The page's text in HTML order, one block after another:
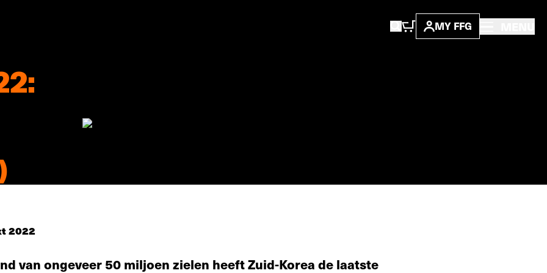
MY FFG
2022
van ongeveer 50 miljoen zielen heeft Zuid-Korea de laatste